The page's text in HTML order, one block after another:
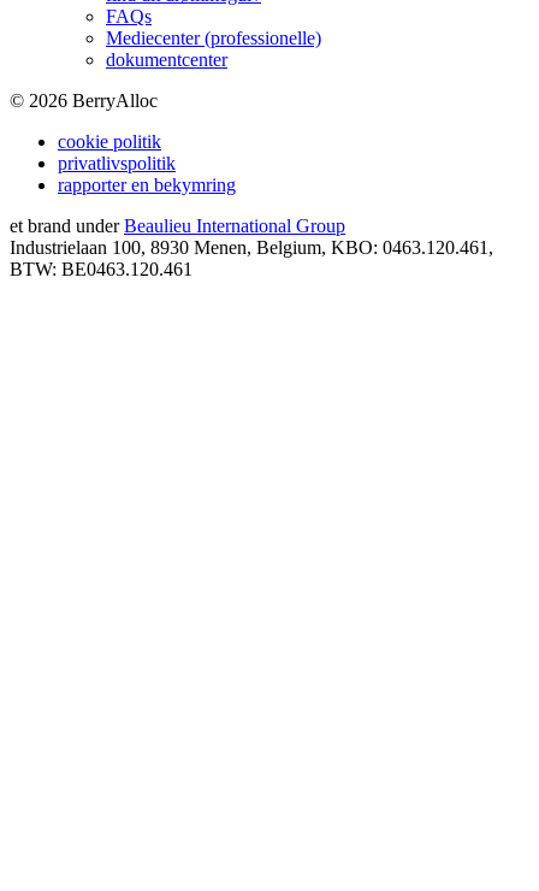
FAQs
Mediecenter (professionelle)
dokumentcenter
© 2026 BerryAlloc
cookie politik
privatlivspolitik
rapporter en bekymring
et brand under Beaulieu International Group
Industrielaan 100, 8930 Menen, Belgium, KBO: 0463.120.461,
BTW: BE0463.120.461